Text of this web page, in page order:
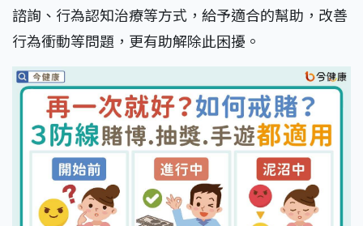
諮詢、行為認知治療等方式，給予適合的幫助，改善
行為衝動等問題，更有助解除此困擾。